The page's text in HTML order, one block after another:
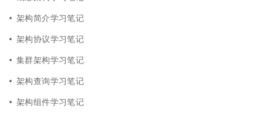
架构简介学习笔记
架构协议学习笔记
集群架构学习笔记
架构查询学习笔记
架构组件学习笔记